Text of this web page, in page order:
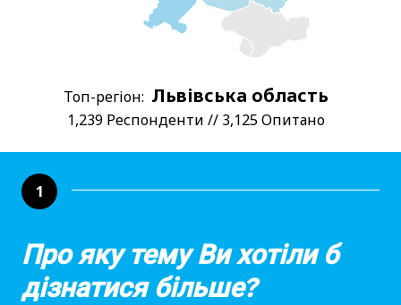
Топ-регіон: Львівська область
1,239 Респонденти // 3,125 Опитано
1
Про яку тему Ви хотіли б
дізнатися більше?